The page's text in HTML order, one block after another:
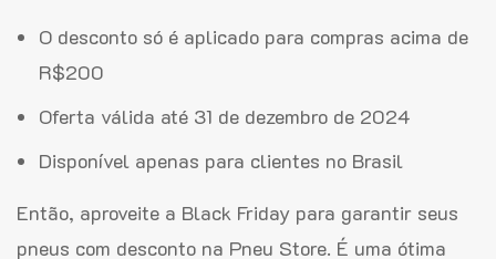
O desconto só é aplicado para compras acima de
R$200
Oferta válida até 31 de dezembro de 2024
Disponível apenas para clientes no Brasil
Então, aproveite a Black Friday para garantir seus
pneus com desconto na Pneu Store. É uma ótima